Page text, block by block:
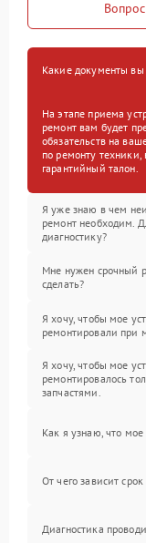
Какие документы вы
На этапе приема
ремонт вам будет
обязательств на
по ремонту
гарантийный талон.
Я уже знаю в чем
ремонт необходим.
диагностику?
Мне нужен срочный
сделать?
Я хочу, чтобы мое
ремонтировали при
Я хочу, чтобы мое
ремонтировалось
запчастями.
Как я узнаю, что мое
От чего зависит
Диагностика